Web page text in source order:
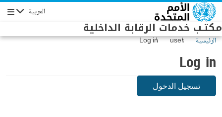
Skip to main content العربية
مكتـب خدمات الرقابة الداخلية
الرئيسية user
Log in
Log in
تسجيل الدخول